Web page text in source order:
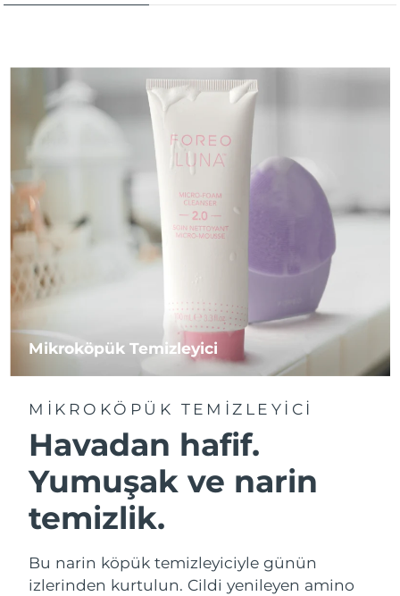
Mikroköpük Temizleyici
MIKROKÖPÜK TEMIZLEYICI
Havadan hafif.
Yumuşak ve narin
temizlik.
Bu narin köpük temizleyiciyle günün
izlerinden kurtulun. Cildi yenileyen amino